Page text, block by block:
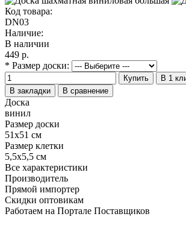
Код товара:
DN03
Наличие:
В наличии
449 р.
* Размер доски:
Купить
В 1
В закладки
В сравнение
Доска
винил
Размер доски
51х51 см
Размер клетки
5,5х5,5 см
Все характеристики
Производитель
Прямой импортер
Скидки оптовикам
Работаем на Портале Поставщиков